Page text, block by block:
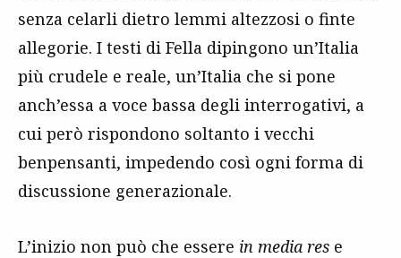
senza celarli dietro lemmi altezzosi o finte
allegorie. I testi di Fella dipingono un’Italia
più crudele e reale, un’Italia che si pone
anch’essa a voce bassa degli interrogativi, a
cui però rispondono soltanto i vecchi
benpensanti, impedendo così ogni forma di
discussione generazionale.
L’inizio non può che essere in media res e